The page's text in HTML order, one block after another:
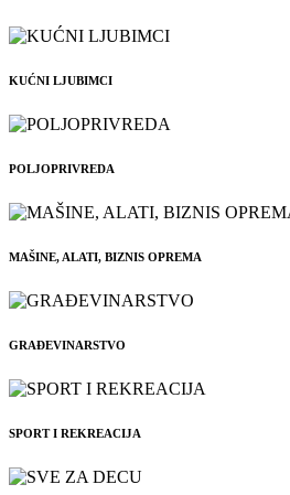
KUĆNI LJUBIMCI
POLJOPRIVREDA
MAŠINE, ALATI, BIZNIS OPREMA
GRAĐEVINARSTVO
SPORT I REKREACIJA